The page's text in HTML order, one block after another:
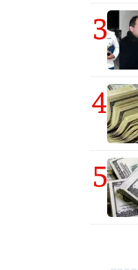
3
4
5